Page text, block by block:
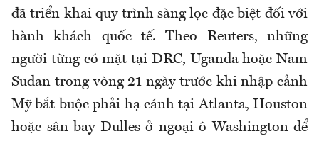
đã triển khai quy trình sàng lọc đặc biệt đối với
hành khách quốc tế. Theo Reuters, những
người từng có mặt tại DRC, Uganda hoặc Nam
Sudan trong vòng 21 ngày trước khi nhập cảnh
Mỹ bắt buộc phải hạ cánh tại Atlanta, Houston
hoặc sân bay Dulles ở ngoại ô Washington để